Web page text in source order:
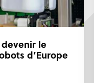
le
d’Europe